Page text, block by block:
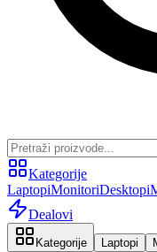
Kategorije
LaptopiMonitoriDesktopi
Dealovi
Kategorije Laptopi